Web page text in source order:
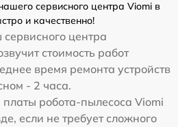
сервисного центра Viomi в
и качественно!
центра
стоимость работ
время ремонта устройств
- 2 часа.
робота-пылесоса Viomi
если не требует сложного